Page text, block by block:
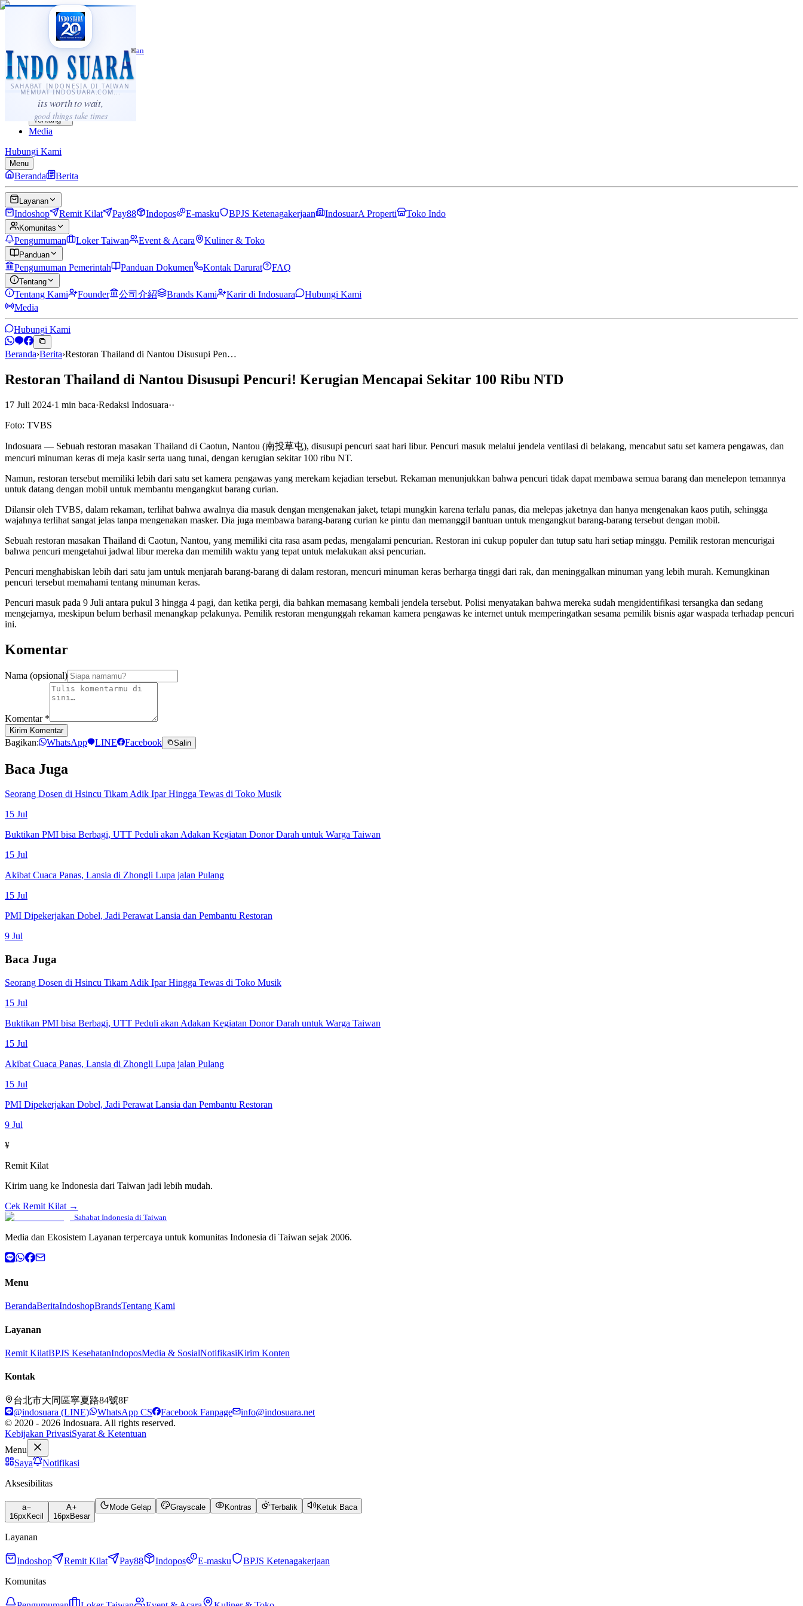
SAHABAT INDONESIA DI TAIWAN
MEMUAT INDOSUARA.COM...
its worth to wait,
good things take times
·...
⌘K
Sahabat Indonesia di Taiwan
Berita
Layanan
Komunitas
Panduan
Tentang
Media
Hubungi Kami
Menu
Beranda Berita
Layanan
Indoshop Remit Kilat Pay88 Indopos E-masku BPJS Ketenagakerjaan IndosuarA Properti Toko Indo
Komunitas
Pengumuman Loker Taiwan Event & Acara Kuliner & Toko
Panduan
Pengumuman Pemerintah Panduan Dokumen Kontak Darurat FAQ
Tentang
Tentang Kami Founder 公司介紹 Brands Kami Karir di Indosuara
Hubungi Kami
Media
Hubungi Kami
Beranda›Berita›Restoran Thailand di Nantou Disusupi Pen…
Restoran Thailand di Nantou Disusupi Pencuri! Kerugian Mencapai Sekitar 100 Ribu NTD
17 Juli 2024·1 min baca·Redaksi Indosuara··
Foto: TVBS
Indosuara — Sebuah restoran masakan Thailand di Caotun, Nantou (南投草屯), disusupi pencuri saat hari libur. Pencuri masuk melalui jendela ventilasi di belakang, mencabut satu set kamera pengawas, dan
mencuri minuman keras di meja kasir serta uang tunai, dengan kerugian sekitar 100 ribu NT.
Namun, restoran tersebut memiliki lebih dari satu set kamera pengawas yang merekam kejadian tersebut. Rekaman menunjukkan bahwa pencuri tidak dapat membawa semua barang dan menelepon temannya
untuk datang dengan mobil untuk membantu mengangkut barang curian.
Dilansir oleh TVBS, dalam rekaman, terlihat bahwa awalnya dia masuk dengan mengenakan jaket, tetapi mungkin karena terlalu panas, dia melepas jaketnya dan hanya mengenakan kaos putih, sehingga
wajahnya terlihat sangat jelas tanpa mengenakan masker. Dia juga membawa barang-barang curian ke pintu dan memanggil bantuan untuk mengangkut barang-barang tersebut dengan mobil.
Sebuah restoran masakan Thailand di Caotun, Nantou, yang memiliki cita rasa asam pedas, mengalami pencurian. Restoran ini cukup populer dan tutup satu hari setiap minggu. Pemilik restoran mencurigai
bahwa pencuri mengetahui jadwal libur mereka dan memilih waktu yang tepat untuk melakukan aksi pencurian.
Pencuri menghabiskan lebih dari satu jam untuk menjarah barang-barang di dalam restoran, mencuri minuman keras berharga tinggi dari rak, dan meninggalkan minuman yang lebih murah. Kemungkinan
pencuri tersebut memahami tentang minuman keras.
Pencuri masuk pada 9 Juli antara pukul 3 hingga 4 pagi, dan ketika pergi, dia bahkan memasang kembali jendela tersebut. Polisi menyatakan bahwa mereka sudah mengidentifikasi tersangka dan sedang
mengejarnya, meskipun belum berhasil menangkap pelakunya. Pemilik restoran mengunggah rekaman kamera pengawas ke internet untuk memperingatkan sesama pemilik bisnis agar waspada terhadap pencuri
ini.
Komentar
Nama (opsional)
Komentar *
Kirim Komentar
Bagikan: WhatsApp LINE Facebook Salin
Baca Juga
Seorang Dosen di Hsincu Tikam Adik Ipar Hingga Tewas di Toko Musik
15 Jul
Buktikan PMI bisa Berbagi, UTT Peduli akan Adakan Kegiatan Donor Darah untuk Warga Taiwan
15 Jul
Akibat Cuaca Panas, Lansia di Zhongli Lupa jalan Pulang
15 Jul
PMI Dipekerjakan Dobel, Jadi Perawat Lansia dan Pembantu Restoran
9 Jul
Baca Juga
Seorang Dosen di Hsincu Tikam Adik Ipar Hingga Tewas di Toko Musik
15 Jul
Buktikan PMI bisa Berbagi, UTT Peduli akan Adakan Kegiatan Donor Darah untuk Warga Taiwan
15 Jul
Akibat Cuaca Panas, Lansia di Zhongli Lupa jalan Pulang
15 Jul
PMI Dipekerjakan Dobel, Jadi Perawat Lansia dan Pembantu Restoran
9 Jul
¥
Remit Kilat
Kirim uang ke Indonesia dari Taiwan jadi lebih mudah.
Cek Remit Kilat →
Sahabat Indonesia di Taiwan
Media dan Ekosistem Layanan terpercaya untuk komunitas Indonesia di Taiwan sejak 2006.
Menu
BerandaBeritaIndoshopBrandsTentang Kami
Layanan
Remit KilatBPJS KesehatanIndoposMedia & SosialNotifikasiKirim Konten
Kontak
台北市大同區寧夏路84號8F
@indosuara (LINE)
WhatsApp CS Facebook Fanpage
info@indosuara.net
© 2020 - 2026 Indosuara. All rights reserved.
Kebijakan PrivasiSyarat & Ketentuan
Menu
Saya
Notifikasi
Aksesibilitas
a
16px Kecil
A
16px Besar
Mode Gelap Grayscale Kontras Terbalik Ketuk Baca
Layanan
Indoshop Remit Kilat Pay88 Indopos E-masku
BPJS Ketenagakerjaan
Komunitas